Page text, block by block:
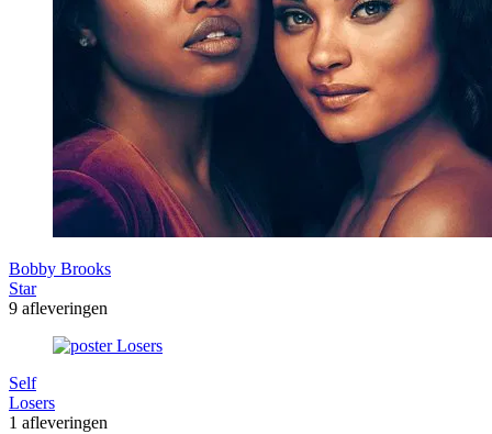
Bobby Brooks
Star
9 afleveringen
Self
Losers
1 afleveringen